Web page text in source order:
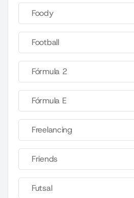
Foody
Football
Fórmula 2
Fórmula E
Freelancing
Friends
Futsal